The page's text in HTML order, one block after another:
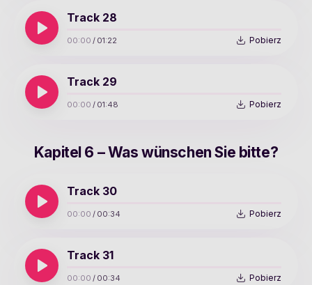
Track 28
00:00 / 01:22 Pobierz
Track 29
00:00 / 01:48 Pobierz
Kapitel 6 – Was wünschen Sie bitte?
Track 30
00:00 / 00:34 Pobierz
Track 31
00:00 / 00:34 Pobierz